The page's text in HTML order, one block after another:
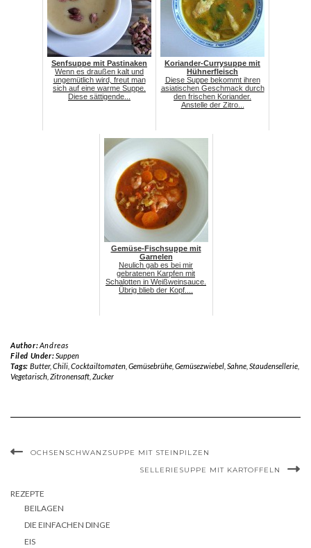
Senfsuppe mit Pastinaken
Wenn es draußen kalt und
ungemütlich wird, freut man
sich auf eine warme Suppe.
Diese sättigende...
Koriander-Currysuppe mit
Hühnerfleisch
Diese Suppe bekommt ihren
asiatischen Geschmack durch
den frischen Koriander.
Anstelle der Zitro...
Gemüse-Fischsuppe mit
Garnelen
Neulich gab es bei mir
gebratenen Karpfen mit
Schalotten in Weißweinsauce.
Übrig blieb der Kopf....
Author:Andreas
Filed Under:Suppen
Tags: Butter, Chili, Cocktailtomaten, Gemüsebrühe, Gemüsezwiebel, Sahne, Staudensellerie,
Vegetarisch Zitronensaft Zucker
OCHSENSCHWANZSUPPE MIT STEINPILZEN
SELLERIESUPPE MIT KARTOFFELN
REZEPTE
BEILAGEN
DIE EINFACHEN DINGE
EIS